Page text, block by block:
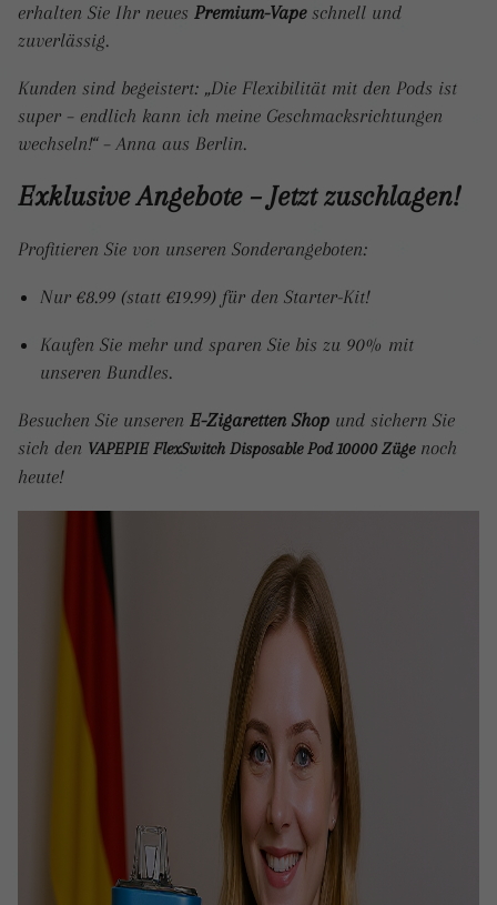
erhalten Sie Ihr neues Premium-Vapeschnell und
zuverlässig.
Kunden sind begeistert: „Die Flexibilität mit den Pods ist
super – endlich kann ich meine Geschmacksrichtungen
wechseln!“ – Anna aus Berlin.
Exklusive Angebote – Jetzt zuschlagen!
Profitieren Sie von unseren Sonderangeboten:
Nur €8.99 (statt €19.99) für den Starter-Kit!
Kaufen Sie mehr und sparen Sie bis zu 90% mit
unseren Bundles.
Besuchen Sie unseren E-Zigaretten Shop und sichern Sie
sich den VAPEPIE FlexSwitch Disposable Pod 10000 Zügenoch
heute!